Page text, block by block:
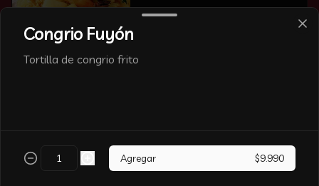
Congrio Fuyón
Tortilla de congrio frito
Agregar $9.990